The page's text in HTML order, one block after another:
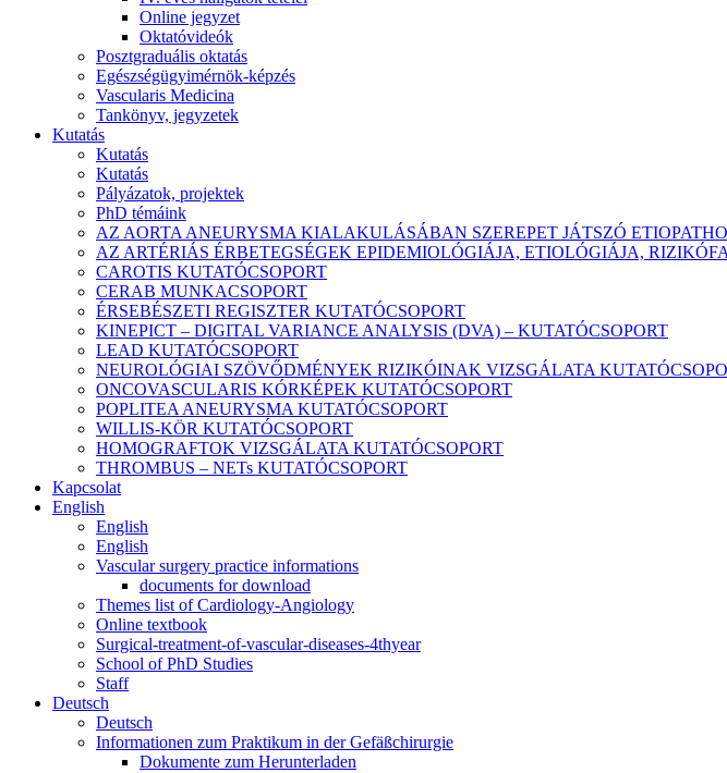
Online jegyzet
Oktatóvideók
Posztgraduális oktatás
Egészségügyimérnök-képzés
Vascularis Medicina
Tankönyv, jegyzetek
Kutatás
Kutatás
Kutatás
Pályázatok, projektek
PhD témáink
AZ AORTA ANEURYSMA KIALAKULÁSÁBAN SZEREPET JÁTSZÓ
AZ ARTÉRIÁS ÉRBETEGSÉGEK EPIDEMIOLÓGIÁJA, ETIOLÓGIÁJA,
CAROTIS KUTATÓCSOPORT
CERAB MUNKACSOPORT
ÉRSEBÉSZETI REGISZTER KUTATÓCSOPORT
KINEPICT – DIGITAL VARIANCE ANALYSIS (DVA) – KUTATÓCSOPORT
LEAD KUTATÓCSOPORT
NEUROLÓGIAI SZÖVŐDMÉNYEK RIZIKÓINAK VIZSGÁLATA
ONCOVASCULARIS KÓRKÉPEK KUTATÓCSOPORT
POPLITEA ANEURYSMA KUTATÓCSOPORT
WILLIS-KÖR KUTATÓCSOPORT
HOMOGRAFTOK VIZSGÁLATA KUTATÓCSOPORT
THROMBUS – NETs KUTATÓCSOPORT
Kapcsolat
English
English
English
Vascular surgery practice informations
documents for download
Themes list of Cardiology-Angiology
Online textbook
Surgical-treatment-of-vascular-diseases-4thyear
School of PhD Studies
Staff
Deutsch
Deutsch
Informationen zum Praktikum in der Gefäßchirurgie
Dokumente zum Herunterladen